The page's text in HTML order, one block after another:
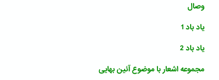
وصال
یاد باد 1
یاد باد 2
مجموعه اشعار با موضوع آئین بهایی